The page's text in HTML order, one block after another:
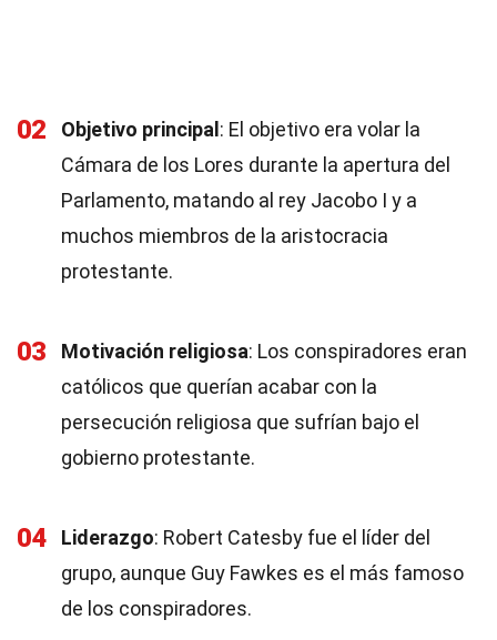
02 Objetivo principal : El objetivo era volar la
Cámara de los Lores durante la apertura del
Parlamento, matando al rey Jacobo I y a
muchos miembros de la aristocracia
protestante.
03 Motivación religiosa: Los conspiradores eran
católicos que querían acabar con la
persecución religiosa que sufrían bajo el
gobierno protestante.
04 Liderazgo: Robert Catesby fue el líder del
grupo, aunque Guy Fawkes es el más famoso
de los conspiradores.